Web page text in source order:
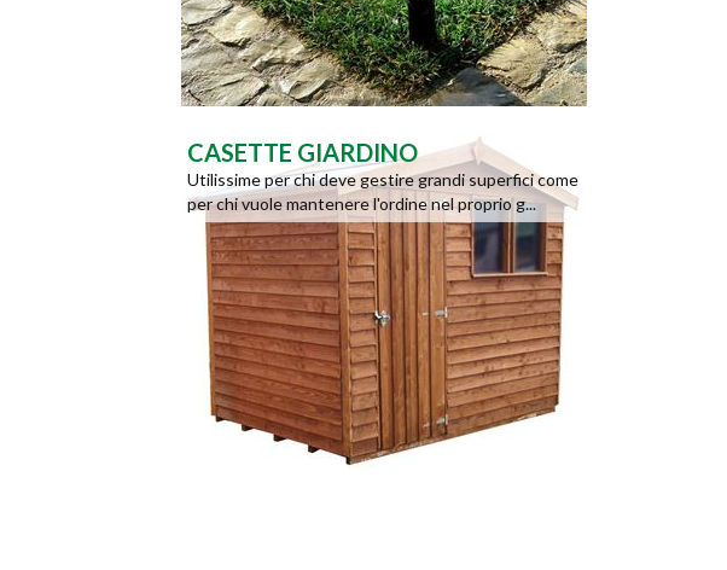
CASETTE GIARDINO
Utilissime per chi deve gestire grandi superfici come
per chi vuole mantenere l'ordine nel proprio g...